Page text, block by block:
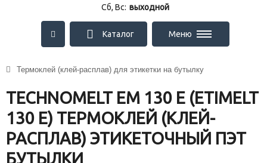
Сб, Вс: выходной
Каталог Меню
Термоклей (клей-расплав) для этикетки на бутылку
TECHNOMELT EM 130 Е (ETIMELT
130 E) ТЕРМОКЛЕЙ (КЛЕЙ-
РАСПЛАВ) ЭТИКЕТОЧНЫЙ ПЭТ
БУТЫЛКИ